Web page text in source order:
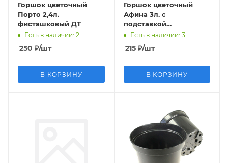
Горшок цветочный
Порто 2,4л.
фисташковый ДТ
Есть в наличии: 2
250 ₽/шт
В КОРЗИНУ
Горшок цветочный
Афина 3л. с
подставкой
коричневый М6542
Есть в наличии: 3
215₽/шт
В КОРЗИНУ